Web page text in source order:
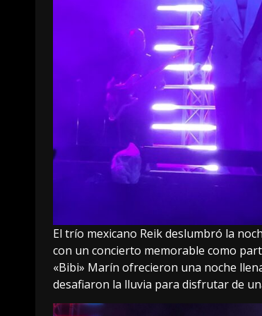
El trío mexicano Reik deslumbró la
con un concierto memorable como
«Bibi» Marín ofrecieron una noche
desafiaron la lluvia para disfrutar de